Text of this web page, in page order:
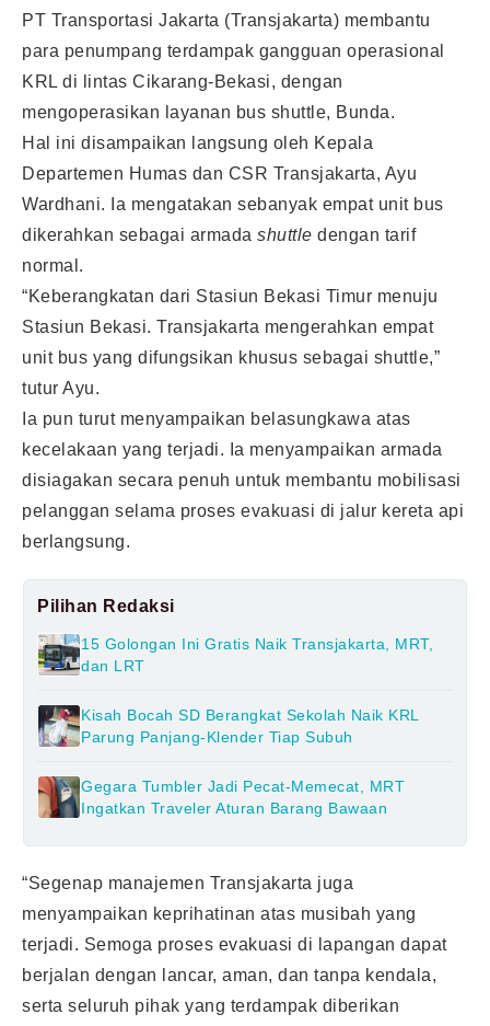
PT Transportasi Jakarta (Transjakarta) membantu
para penumpang terdampak gangguan operasional
KRL di lintas Cikarang-Bekasi, dengan
mengoperasikan layanan bus shuttle, Bunda.
Hal ini disampaikan langsung oleh Kepala
Departemen Humas dan CSR Transjakarta, Ayu
Wardhani. Ia mengatakan sebanyak empat unit bus
dikerahkan sebagai armada shuttle dengan tarif
normal.
“Keberangkatan dari Stasiun Bekasi Timur menuju
Stasiun Bekasi. Transjakarta mengerahkan empat
unit bus yang difungsikan khusus sebagai shuttle,”
tutur Ayu.
Ia pun turut menyampaikan belasungkawa atas
kecelakaan yang terjadi. Ia menyampaikan armada
disiagakan secara penuh untuk membantu mobilisasi
pelanggan selama proses evakuasi di jalur kereta api
berlangsung.
Pilihan Redaksi
15 Golongan Ini Gratis Naik Transjakarta, MRT,
dan LRT
Kisah Bocah SD Berangkat Sekolah Naik KRL
Parung Panjang-Klender Tiap Subuh
Gegara Tumbler Jadi Pecat-Memecat, MRT
Ingatkan Traveler Aturan Barang Bawaan
“Segenap manajemen Transjakarta juga
menyampaikan keprihatinan atas musibah yang
terjadi. Semoga proses evakuasi di lapangan dapat
berjalan dengan lancar, aman, dan tanpa kendala,
serta seluruh pihak yang terdampak diberikan